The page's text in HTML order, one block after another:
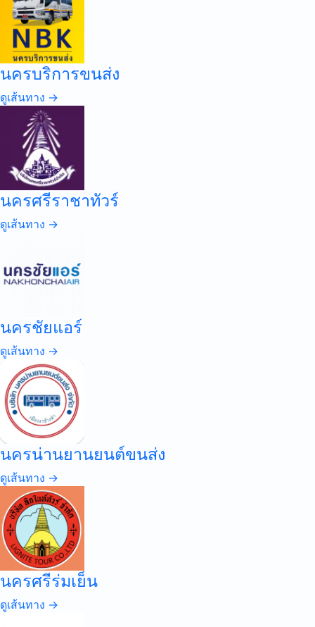
นครบริการขนส่ง
ดูเส้นทาง →
นครศรีราชาทัวร์
ดูเส้นทาง →
นครชัยแอร์
ดูเส้นทาง →
นครน่านยานยนต์ขนส่ง
ดูเส้นทาง →
นครศรีร่มเย็น
ดูเส้นทาง →